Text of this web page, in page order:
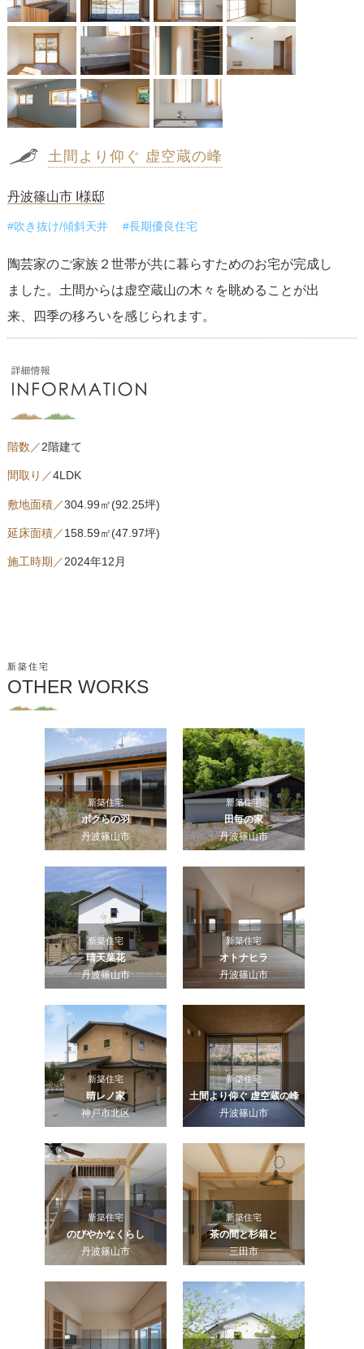
土間より仰ぐ 虚空蔵の峰
丹波篠山市 I様邸
#吹き抜け/傾斜天井 #長期優良住宅
陶芸家のご家族２世帯が共に暮らすためのお宅が完成し
ました。土間からは虚空蔵山の木々を眺めることが出
来、四季の移ろいを感じられます。
階数／2階建て
間取り／4LDK
敷地面積／304.99㎡(92.25坪)
延床面積／158.59㎡(47.97坪)
施工時期／2024年12月
新築住宅
OTHER WORKS
新築住宅
ボクらの羽
丹波篠山市
新築住宅
田毎の家
丹波篠山市
新築住宅
晴天葉花
丹波篠山市
新築住宅
オトナヒラ
丹波篠山市
新築住宅
晴レノ家
神戸市北区
新築住宅
土間より仰ぐ 虚空蔵の峰
丹波篠山市
新築住宅
のびやかなくらし
丹波篠山市
新築住宅
茶の間と杉箱と
三田市